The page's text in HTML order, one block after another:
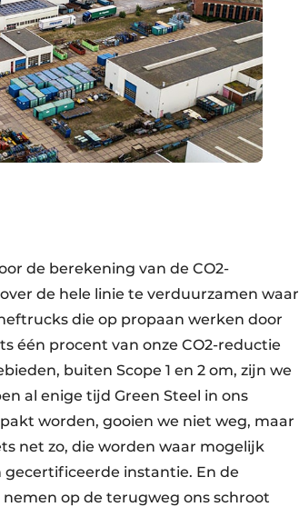
de berekening van de CO2-
de hele linie te verduurzamen waar
die op propaan werken door
één procent van onze CO2-reductie
buiten Scope 1 en 2 om, zijn we
al enige tijd Green Steel in ons
worden, gooien we niet weg, maar
net zo, die worden waar mogelijk
instantie. En de
op de terugweg ons schroot